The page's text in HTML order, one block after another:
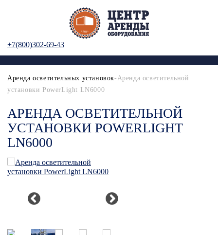
+7(800)302-69-43
Аренда осветительных установок-Аренда осветительной
установки PowerLight LN6000
АРЕНДА ОСВЕТИТЕЛЬНОЙ
УСТАНОВКИ POWERLIGHT
LN6000